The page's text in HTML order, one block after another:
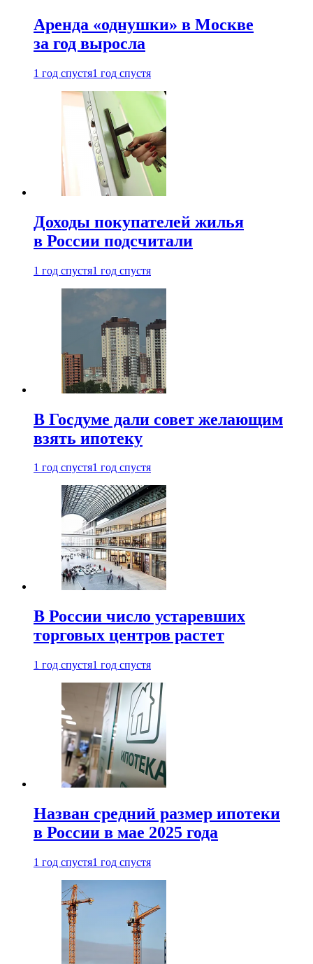
Аренда «однушки» в Москве
за год выросла
1 год спустя1 год спустя
Доходы покупателей жилья
в России подсчитали
1 год спустя1 год спустя
В Госдуме дали совет желающим
взять ипотеку
1 год спустя1 год спустя
В России число устаревших
торговых центров растет
1 год спустя1 год спустя
Назван средний размер ипотеки
в России в мае 2025 года
1 год спустя1 год спустя